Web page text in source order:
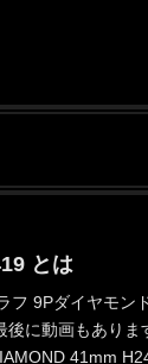
とは
フ 9Pダイヤモン
後に動画もありま
41mm